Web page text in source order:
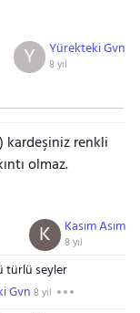
Yürekteki Gvn
8 yıl
Y
renkli
olmaz.
Kasım Asım
8 yıl
K
türlü seyler
Gvn 8 yıl